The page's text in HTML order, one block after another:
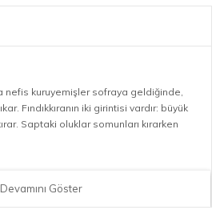
nefis kuruyemişler sofraya geldiğinde,
Fındıkkıranın iki girintisi vardır: büyük
Saptaki oluklar somunları kırarken
Devamını Göster